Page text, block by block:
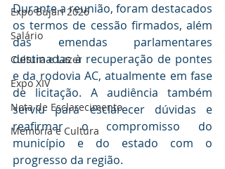
Expo Bujari 2026
Salário
Cultura e Lazer
Expo XIV
Nota de Esclarecimento
Memória e Cultura
Durante a reunião, foram destacados
os termos de cessão firmados, além
das emendas parlamentares
destinadas à recuperação de pontes
e da rodovia AC, atualmente em fase
de licitação. A audiência também
serviu para esclarecer dúvidas e
reafirmar o compromisso do
município e do estado com o
progresso da região.